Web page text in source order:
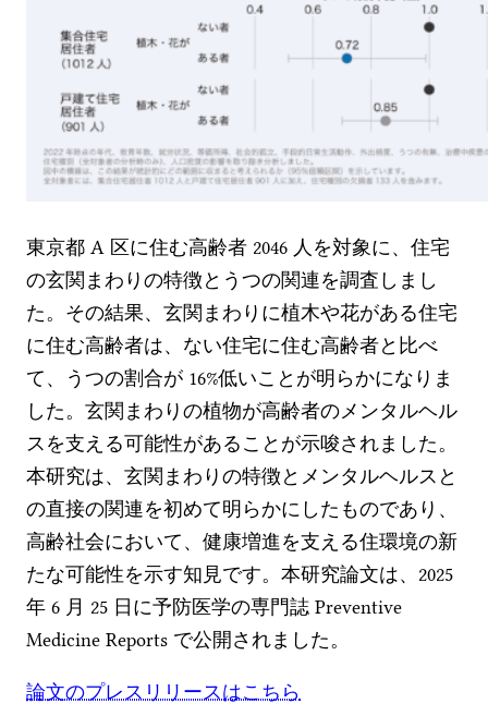
東京都 A 区に住む高齢者 2046 人を対象に、住宅
の玄関まわりの特徴とうつの関連を調査しまし
た。その結果、玄関まわりに植木や花がある住宅
に住む高齢者は、ない住宅に住む高齢者と比べ
て、うつの割合が 16%低いことが明らかになりま
した。玄関まわりの植物が高齢者のメンタルヘル
スを支える可能性があることが示唆されました。
本研究は、玄関まわりの特徴とメンタルヘルスと
の直接の関連を初めて明らかにしたものであり、
高齢社会において、健康増進を支える住環境の新
たな可能性を示す知見です。本研究論文は、2025
年 6 月 25 日に予防医学の専門誌 Preventive
Medicine Reports で公開されました。
論文のプレスリリースはこちら